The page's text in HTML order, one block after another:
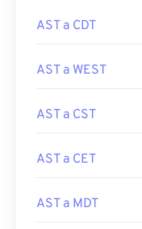
AST a CDT
AST a WEST
AST a CST
AST a CET
AST a MDT